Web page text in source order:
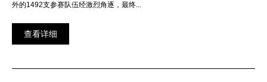
外的1492支参赛队伍经激烈角逐，最终...
查看详细